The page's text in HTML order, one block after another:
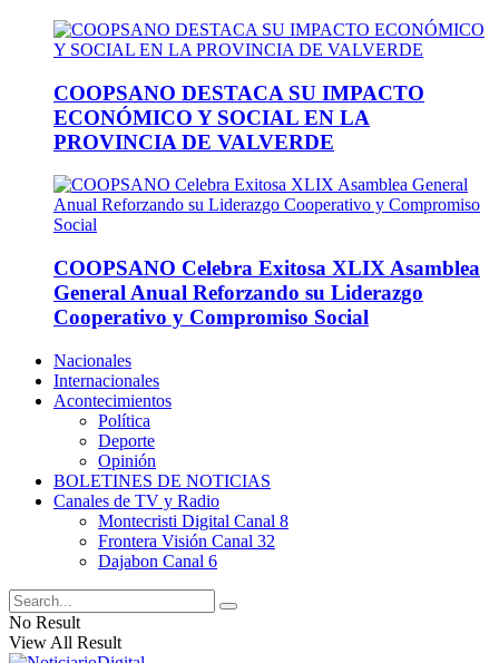
COOPSANO DESTACA SU IMPACTO
ECONÓMICO Y SOCIAL EN LA
PROVINCIA DE VALVERDE
COOPSANO Celebra Exitosa XLIX Asamblea
General Anual Reforzando su Liderazgo
Cooperativo y Compromiso Social
Nacionales
Internacionales
Acontecimientos
Política
Deporte
Opinión
BOLETINES DE NOTICIAS
Canales de TV y Radio
Montecristi Digital Canal 8
Frontera Visión Canal 32
Dajabon Canal 6
No Result
View All Result